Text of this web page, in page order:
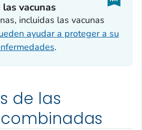
vacunas
incluidas las vacunas
ayudar a proteger a su
.
de las